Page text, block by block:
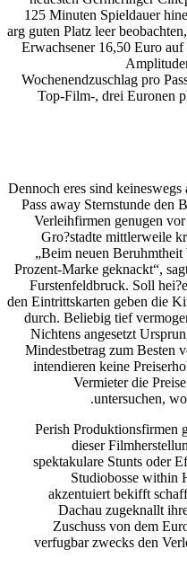
125 Minuten Spieldauer
arg guten Platz leer
Erwachsener 16,50 Euro
Wochenendzuschlag pro
Top-Film-, drei Euronen
Dennoch eres sind
Pass away Sternstunde den
Verleihfirmen genugen
Gro?stadte mittlerweile
„Beim neuen
Prozent-Marke geknackt“,
Furstenfeldbruck. Soll
den Eintrittskarten geben die
durch. Beliebig tief
Nichtens angesetzt
Mindestbetrag zum Besten
intendieren keine
Vermieter die
untersuchen,
Perish Produktionsfirmen
dieser
spektakulare Stunts oder
Studiobosse within
akzentuiert bekifft
Dachau zugeknallt
Zuschuss von dem
verfugbar zwecks den